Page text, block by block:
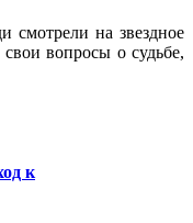
смотрели на звездное
вопросы о судьбе,
к